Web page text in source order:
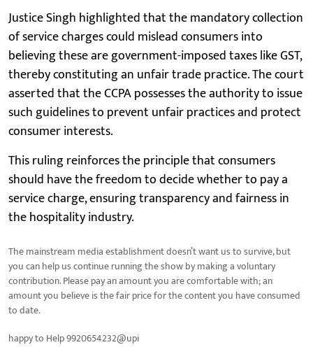
Justice Singh highlighted that the mandatory collection
of service charges could mislead consumers into
believing these are government-imposed taxes like GST,
thereby constituting an unfair trade practice. The court
asserted that the CCPA possesses the authority to issue
such guidelines to prevent unfair practices and protect
consumer interests.
This ruling reinforces the principle that consumers
should have the freedom to decide whether to pay a
service charge, ensuring transparency and fairness in
the hospitality industry.
The mainstream media establishment doesn’t want us to survive, but
you can help us continue running the show by making a voluntary
contribution. Please pay an amount you are comfortable with; an
amount you believe is the fair price for the content you have consumed
to date.
happy to Help 9920654232@upi